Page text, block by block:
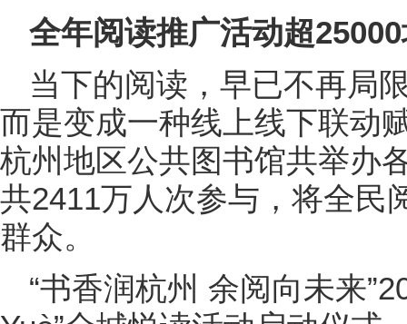
全年阅读推广活动超
当下的阅读，早已不再局
而是变成一种线上线下联动
杭州地区公共图书馆共举办
共2411万人次参与，将全民
群众。
“书香润杭州 余阅向未来